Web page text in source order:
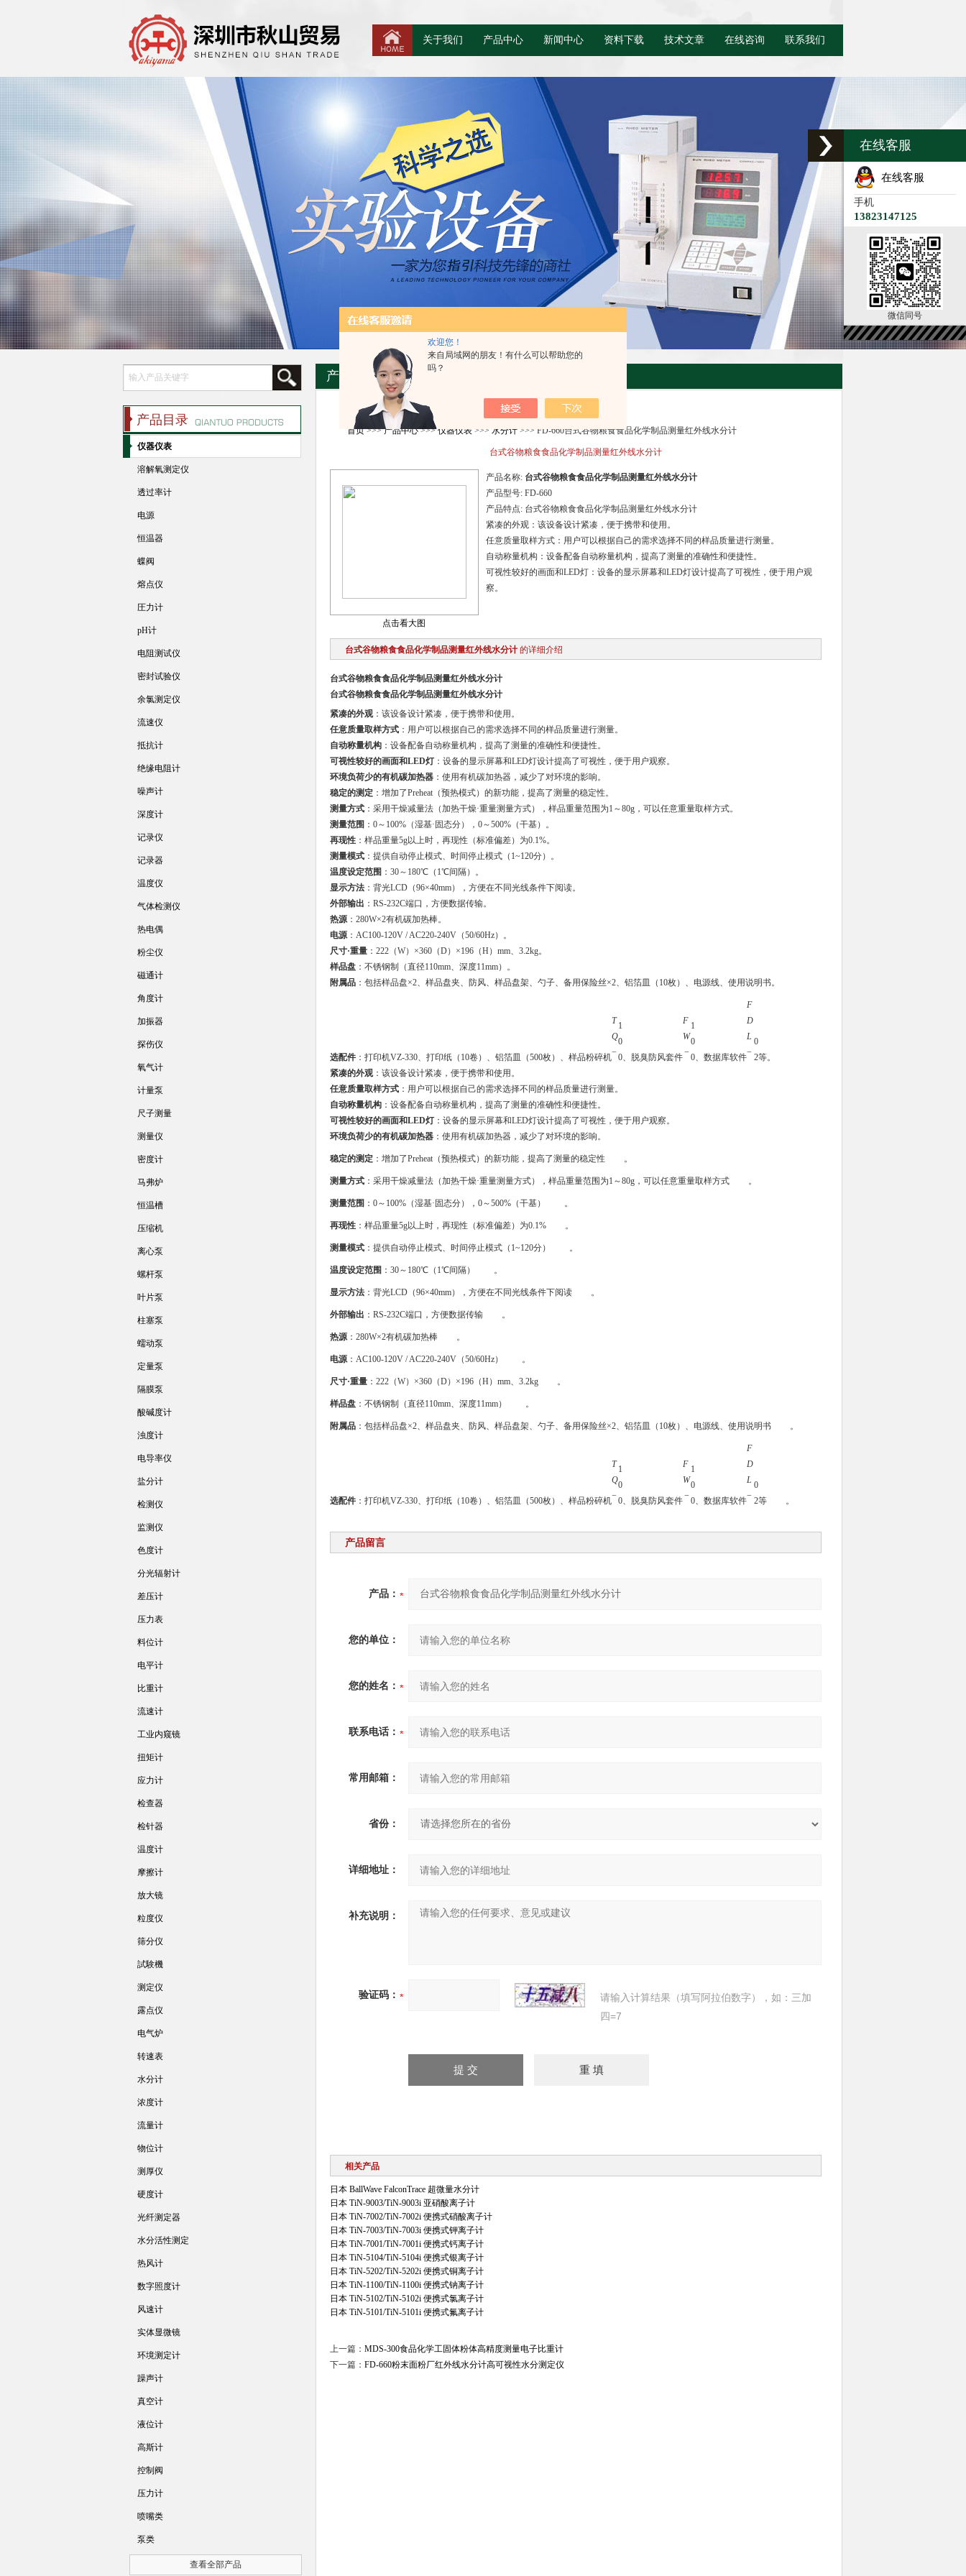
欢迎您！
来自局域网的朋友！有什么可以帮助您的
吗？
关于我们 产品中心 新闻中心 资料下载 技术文章 在线咨询 联系我们
产品资料
首页>>>产品中心>>>仪器仪表>>> 水分计>>> FD-660台式谷物粮食食品化学制品测量红外线水分计
台式谷物粮食食品化学制品测量红外线水分计
点击看大图
产品名称: 台式谷物粮食食品化学制品测量红外线水分计
产品型号: FD-660
产品特点: 台式谷物粮食食品化学制品测量红外线水分计
紧凑的外观：该设备设计紧凑，便于携带和使用。
任意质量取样方式：用户可以根据自己的需求选择不同的样品质量进行测量。
自动称量机构：设备配备自动称量机构，提高了测量的准确性和便捷性。
可视性较好的画面和LED灯：设备的显示屏幕和LED灯设计提高了可视性，便于用户观
察。
台式谷物粮食食品化学制品测量红外线水分计 的详细介绍
台式谷物粮食食品化学制品测量红外线水分计
台式谷物粮食食品化学制品测量红外线水分计
紧凑的外观：该设备设计紧凑，便于携带和使用。
任意质量取样方式：用户可以根据自己的需求选择不同的样品质量进行测量。
自动称量机构：设备配备自动称量机构，提高了测量的准确性和便捷性。
可视性较好的画面和LED灯：设备的显示屏幕和LED灯设计提高了可视性，便于用户观察。
环境负荷少的有机碳加热器：使用有机碳加热器，减少了对环境的影响。
稳定的测定：增加了Preheat（预热模式）的新功能，提高了测量的稳定性。
测量方式：采用干燥减量法（加热干燥·重量测量方式），样品重量范围为1～80g，可以任意重量取样方式。
测量范围 ：0～100%（湿基·固态分），0～500%（干基）。
再现性：样品重量5g以上时，再现性（标准偏差）为0.1%。
测量模式：提供自动停止模式、时间停止模式（1~120分）。
温度设定范围 ：30～180℃（1℃间隔）。
显示方法：背光LCD（96×40mm），方便在不同光线条件下阅读。
外部输出 ：RS-232C端口，方便数据传输。
热源：280W×2有机碳加热棒。
电源：AC100-120V / AC220-240V（50/60Hz）。
尺寸·重量：222（W）×360（D）×196（H）mm、3.2kg。
样品盘：不锈钢制（直径110mm、深度11mm）。
附属品：包括样品盘×2、样品盘夹、防风、样品盘架、勺子、备用保险丝×2、铝箔皿（10枚）、电源线、使用说明书。
选配件：打印机VZ-330、打印纸（10卷）、铝箔皿（500枚）、样品粉碎机
T
Q
−
1
0
0、脱臭防风套件
F
W
−
1
0
0、数据库软件
F
D
L
−
0
2等。
紧凑的外观：该设备设计紧凑，便于携带和使用。
任意质量取样方式：用户可以根据自己的需求选择不同的样品质量进行测量。
自动称量机构：设备配备自动称量机构，提高了测量的准确性和便捷性。
可视性较好的画面和LED灯：设备的显示屏幕和LED灯设计提高了可视性，便于用户观察。
环境负荷少的有机碳加热器：使用有机碳加热器，减少了对环境的影响。
稳定的测定：增加了Preheat（预热模式）的新功能，提高了测量的稳定性 。
测量方式：采用干燥减量法（加热干燥·重量测量方式），样品重量范围为1～80g，可以任意重量取样方式 。
测量范围 ：0～100%（湿基·固态分），0～500%（干基） 。
再现性：样品重量5g以上时，再现性（标准偏差）为0.1% 。
测量模式：提供自动停止模式、时间停止模式（1~120分） 。
温度设定范围 ：30～180℃（1℃间隔） 。
显示方法：背光LCD（96×40mm），方便在不同光线条件下阅读 。
外部输出 ：RS-232C端口，方便数据传输 。
热源：280W×2有机碳加热棒 。
电源：AC100-120V / AC220-240V（50/60Hz） 。
尺寸·重量：222（W）×360（D）×196（H）mm、3.2kg 。
样品盘：不锈钢制（直径110mm、深度11mm） 。
附属品：包括样品盘×2、样品盘夹、防风、样品盘架、勺子、备用保险丝×2、铝箔皿（10枚）、电源线、使用说明书 。
选配件：打印机VZ-330、打印纸（10卷）、铝箔皿（500枚）、样品粉碎机
T
Q
−
1
0
0、脱臭防风套件
F
W
−
1
0
0、数据库软件
F
D
L
−
0
2等 。
产品留言
产品：
您的单位：
您的姓名：
联系电话：
常用邮箱：
省份：
详细地址：
补充说明：
验证码：
请输入计算结果（填写阿拉伯数字），如：三加
四=7
相关产品
日本 BallWave FalconTrace 超微量水分计
日本 TiN-9003/TiN-9003i 亚硝酸离子计
日本 TiN-7002/TiN-7002i 便携式硝酸离子计
日本 TiN-7003/TiN-7003i 便携式钾离子计
日本 TiN-7001/TiN-7001i 便携式钙离子计
日本 TiN-5104/TiN-5104i 便携式银离子计
日本 TiN-5202/TiN-5202i 便携式铜离子计
日本 TiN-1100/TiN-1100i 便携式钠离子计
日本 TiN-5102/TiN-5102i 便携式氯离子计
日本 TiN-5101/TiN-5101i 便携式氟离子计
上一篇： MDS-300食品化学工固体粉体高精度测量电子比重计
下一篇： FD-660粉末面粉厂红外线水分计高可视性水分测定仪
产品目录
仪器仪表
溶解氧测定仪
透过率计
电源
恒温器
蝶阀
熔点仪
圧力计
pH计
电阻测试仪
密封试验仪
余氯测定仪
流速仪
抵抗计
绝缘电阻计
噪声计
深度计
记录仪
记录器
温度仪
气体检测仪
热电偶
粉尘仪
磁通计
角度计
加振器
探伤仪
氧气计
计量泵
尺子测量
测量仪
密度计
马弗炉
恒温槽
压缩机
离心泵
螺杆泵
叶片泵
柱塞泵
蠕动泵
定量泵
隔膜泵
酸碱度计
浊度计
电导率仪
盐分计
检测仪
监测仪
色度计
分光辐射计
差压计
压力表
料位计
电平计
比重计
流速计
工业内窥镜
扭矩计
应力计
检查器
检针器
温度计
摩擦计
放大镜
粒度仪
筛分仪
試験機
测定仪
露点仪
电气炉
转速表
水分计
浓度计
流量计
物位计
测厚仪
硬度计
光纤测定器
水分活性测定
热风计
数字照度计
风速计
实体显微镜
环境测定计
躁声计
真空计
液位计
高斯计
控制阀
压力计
喷嘴类
泵类
查看全部产品
在线客服
在线客服
手机
13823147125
微信同号